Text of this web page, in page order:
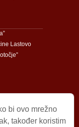
Lastovo
bi ovo mrežno
također koristim